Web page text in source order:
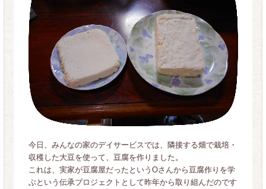
今日、みんなの家のデイサービスでは、隣接する畑で栽培・
収穫した大豆を使って、豆腐を作りました。
これは、実家が豆腐屋だったというOさんから豆腐作りを学
ぶという伝承プロジェクトとして昨年から取り組んだのです